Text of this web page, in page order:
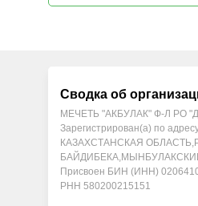
Сводка об
МЕЧЕТЬ "АКБУЛАК" Ф-Л РО
Зарегистрирован(а) по
КАЗАХСТАНСКАЯ
Присвоен БИН (ИНН) 020641011520,
РНН 580200215151